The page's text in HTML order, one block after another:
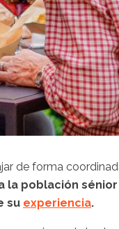
de forma
la población sénior
su experiencia.